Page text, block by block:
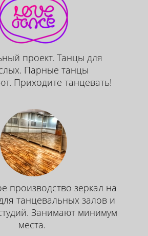
проект. Танцы для
Парные танцы
Приходите танцевать!
производство зеркал на
танцевальных залов и
Занимают минимум
места.